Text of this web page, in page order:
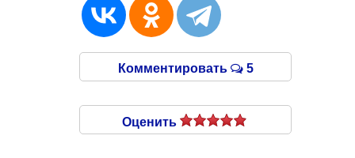
Комментировать 5
Оценить